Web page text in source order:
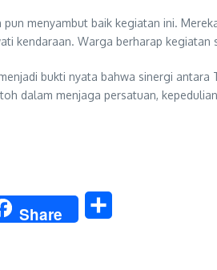
pun menyambut baik kegiatan ini.
kendaraan. Warga berharap
bukti nyata bahwa sinergi
dalam menjaga persatuan,
Share